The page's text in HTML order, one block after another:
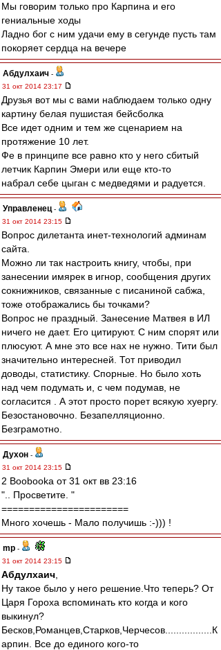
Мы говорим только про Карпина и его
гениальные ходы
Ладно бог с ним удачи ему в сегунде пусть там
покоряет сердца на вечере
Абдулхаич -
31 окт 2014 23:17
Друзья вот мы с вами наблюдаем только одну
картину белая пушистая бейсболка
Все идет одним и тем же сценарием на
протяжение 10 лет.
Фе в принципе все равно кто у него сбитый
летчик Карпин Эмери или еще кто-то
набрал себе цыган с медведями и радуется.
Управленец -
31 окт 2014 23:15
Вопрос дилетанта инет-технологий админам
сайта.
Можно ли так настроить книгу, чтобы, при
занесении имярек в игнор, сообщения других
сокнижников, связанные с писаниной сабжа,
тоже отображались бы точками?
Вопрос не праздный. Занесение Матвея в ИЛ
ничего не дает. Его цитируют. С ним спорят или
плюсуют. А мне это все нах не нужно. Тити был
значительно интересней. Тот приводил
доводы, статистику. Спорные. Но было хоть
над чем подумать и, с чем подумав, не
согласится . А этот просто порет всякую хуергу.
Безостановочно. Безапелляционно.
Безграмотно.
Духон -
31 окт 2014 23:15
2 Boobooka от 31 окт вв 23:16
".. Просветите. "
=======================
Много хочешь - Мало получишь :-))) !
mp -
31 окт 2014 23:15
Абдулхаич
Ну такое было у него решение.Что теперь? От
Царя Гороха вспоминать кто когда и кого
выкинул?
Бесков,Романцев,Старков,Черчесов.................К
арпин. Все до единого кого-то